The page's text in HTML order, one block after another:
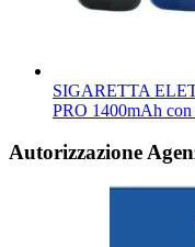
SIGARETTA
PRO 1400mAh
Autorizzazione